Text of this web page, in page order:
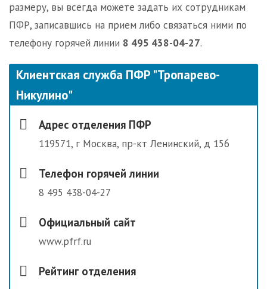
размеру, вы всегда можете задать их сотрудникам
ПФР, записавшись на прием либо связаться ними по
телефону горячей линии 8 495 438-04-27.
Клиентская служба ПФР "Тропарево-
Никулино"
Адрес отделения ПФР
119571, г Москва, пр-кт Ленинский, д 156
Телефон горячей линии
8 495 438-04-27
Официальный сайт
www.pfrf.ru
Рейтинг отделения